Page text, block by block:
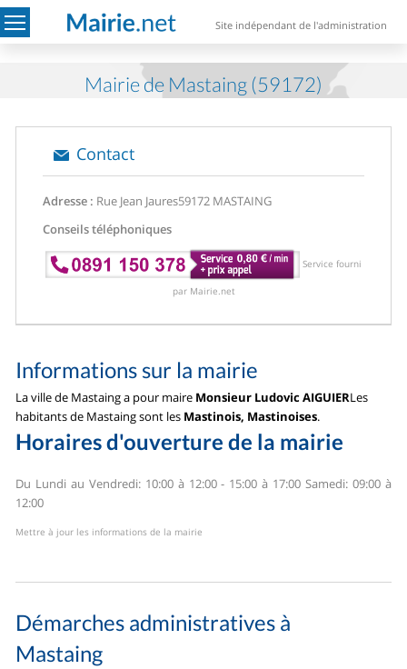
Site indépendant de l'administration
Mairie de Mastaing (59172)
Contact
Adresse : Rue Jean Jaures59172 MASTAING
Conseils téléphoniques
Service fourni
par Mairie.net
Informations sur la mairie
La ville de Mastaing a pour maire Monsieur Ludovic AIGUIERLes
habitants de Mastaing sont les Mastinois, Mastinoises.
Horaires d'ouverture de la mairie
Du Lundi au Vendredi: 10:00 à 12:00 - 15:00 à 17:00 Samedi: 09:00 à
12:00
Mettre à jour les informations de la mairie
Démarches administratives à
Mastaing